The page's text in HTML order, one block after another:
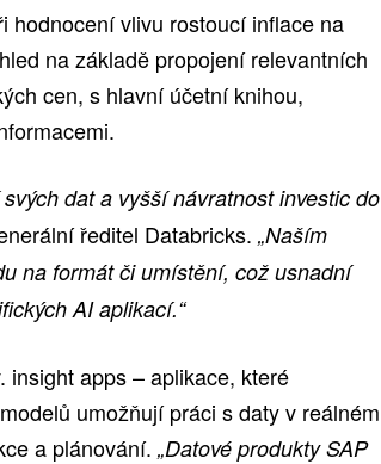
hodnocení vlivu rostoucí inflace na
na základě propojení relevantních
cen, s hlavní účetní knihou,
dat a vyšší návratnost investic do
ředitel Databricks. „Naším
na formát či umístění, což usnadní
AI aplikací.“
insight apps – aplikace, které
umožňují práci s daty v reálném
a plánování. „Datové produkty SAP